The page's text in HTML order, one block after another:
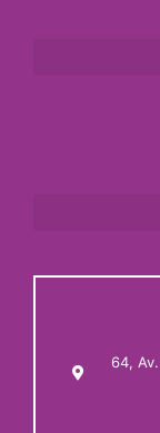
64,